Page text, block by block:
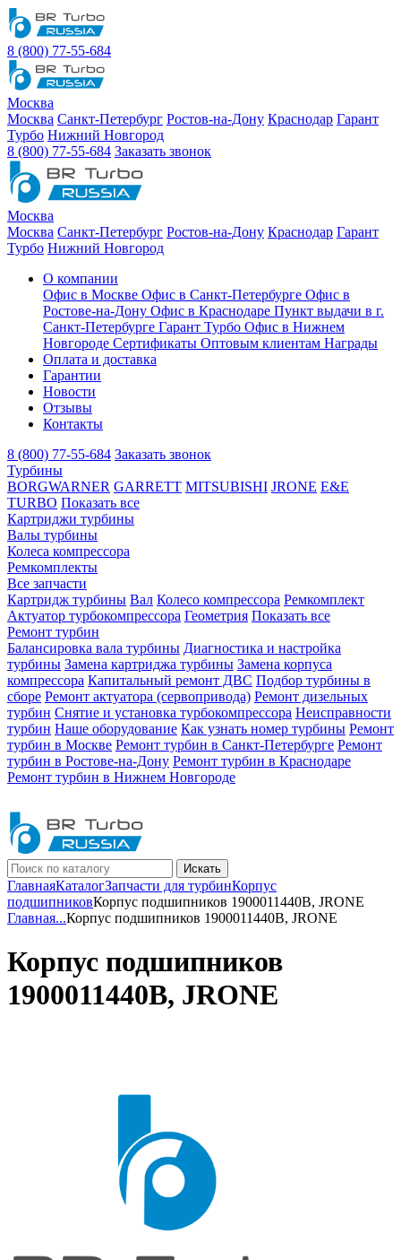
8 (800) 77-55-684
Москва
Москва Санкт-Петербург Ростов-на-Дону Краснодар Гарант
Турбо Нижний Новгород
8 (800) 77-55-684 Заказать звонок
Москва
Москва Санкт-Петербург Ростов-на-Дону Краснодар Гарант
Турбо Нижний Новгород
О компании
Офис в Москве Офис в Санкт-Петербурге Офис в
Ростове-на-Дону Офис в Краснодаре Пункт выдачи в г.
Санкт-Петербурге Гарант Турбо Офис в Нижнем
Новгороде Сертификаты Оптовым клиентам Награды
Оплата и доставка
Гарантии
Новости
Отзывы
Контакты
8 (800) 77-55-684 Заказать звонок
Турбины
BORGWARNER GARRETT MITSUBISHI JRONE E&E
TURBO Показать все
Картриджи турбины
Валы турбины
Колеса компрессора
Ремкомплекты
Все запчасти
Картридж турбины Вал Колесо компрессора Ремкомплект
Актуатор турбокомпрессора Геометрия Показать все
Ремонт турбин
Балансировка вала турбины Диагностика и настройка
турбины Замена картриджа турбины Замена корпуса
компрессора Капитальный ремонт ДВС Подбор турбины в
сборе Ремонт актуатора (сервопривода) Ремонт дизельных
турбин Снятие и установка турбокомпрессора Неисправности
турбин Наше оборудование Как узнать номер турбины Ремонт
турбин в Москве Ремонт турбин в Санкт-Петербурге Ремонт
турбин в Ростове-на-Дону Ремонт турбин в Краснодаре
Ремонт турбин в Нижнем Новгороде
Искать
ГлавнаяКаталогЗапчасти для турбинКорпус
подшипниковКорпус подшипников 1900011440B, JRONE
Главная...Корпус подшипников 1900011440B, JRONE
Корпус подшипников
1900011440B, JRONE